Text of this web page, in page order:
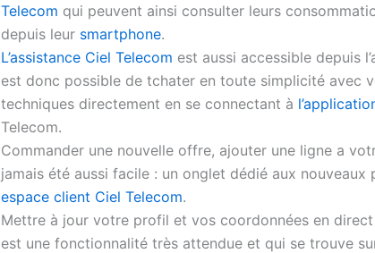
Telecom qui peuvent ainsi consulter leurs
depuis leur smartphone.
L’assistance Ciel Telecom est aussi accessible depuis
est donc possible de tchater en toute simplicité avec
techniques directement en se connectant à
Telecom.
Commander une nouvelle offre, ajouter une ligne a
jamais été aussi facile : un onglet dédié aux
espace client Ciel Telecom.
Mettre à jour votre profil et vos coordonnées en
est une fonctionnalité très attendue et qui se trouve